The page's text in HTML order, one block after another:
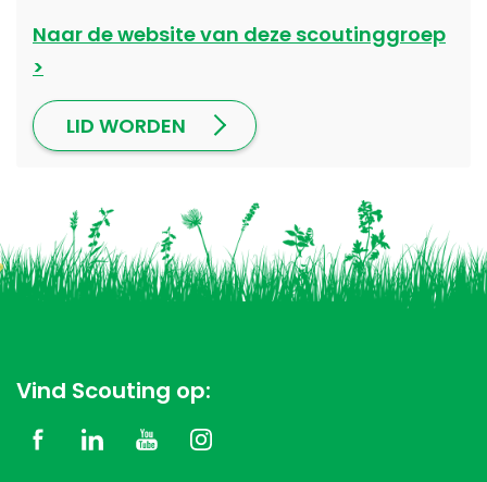
Naar de website van deze scoutinggroep
LID WORDEN
Vind Scouting op: